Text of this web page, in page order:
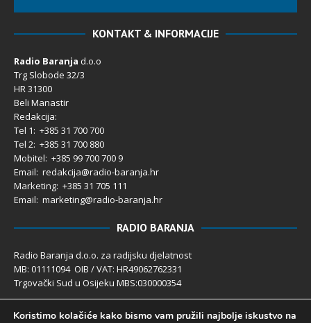
KONTAKT & INFORMACIJE
Radio Baranja d.o.o
Trg Slobode 32/3
HR 31300
Beli Manastir
Redakcija:
Tel 1: +385 31 700 700
Tel 2: +385 31 700 880
Mobitel: +385 99 700 700 9
Email: redakcija@radio-baranja.hr
Marketing: +385 31 705 111
Email: marketing@radio-baranja.hr
RADIO BARANJA
Radio Baranja d.o.o. za radijsku djelatnost
MB: 01111094 OIB / VAT: HR49062762331
Trgovački Sud u Osijeku MBS:030000354
Temeljni kapital 2.600,00 € uplaćen u cijelosti
Koristimo kolačiće kako bismo vam pružili najbolje iskustvo na